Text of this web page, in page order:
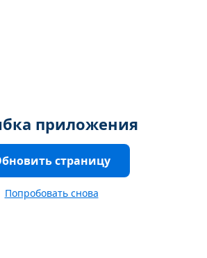
приложения
страницу
Попробовать снова